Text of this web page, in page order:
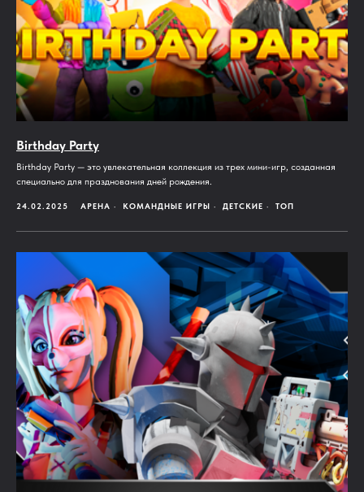
Birthday Party
Birthday Party — это увлекательная коллекция из трех мини-игр, созданная
специально для празднования дней рождения.
24.02.2025 АРЕНА КОМАНДНЫЕ ИГРЫ ДЕТСКИЕ ТОП